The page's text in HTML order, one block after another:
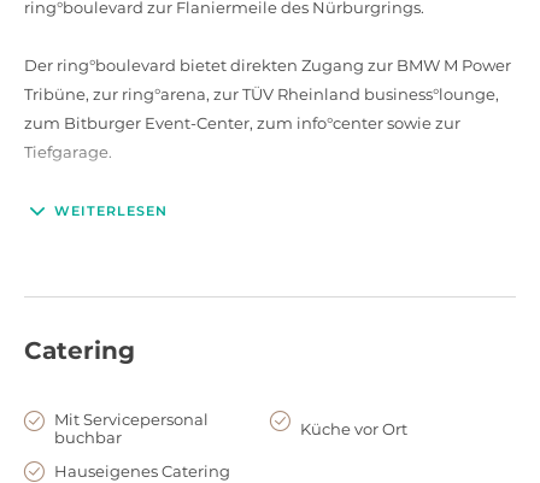
ring°boulevard zur Flaniermeile des Nürburgrings.
Der ring°boulevard bietet direkten Zugang zur BMW M Power
Tribüne, zur ring°arena, zur TÜV Rheinland business°lounge,
zum Bitburger Event-Center, zum info°center sowie zur
Tiefgarage.
WEITERLESEN
Catering
Mit Servicepersonal
buchbar
Küche vor Ort
Hauseigenes Catering